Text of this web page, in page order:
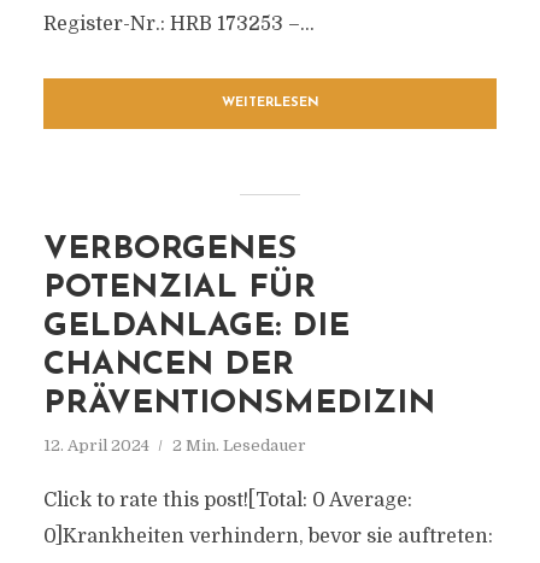
Register-Nr.: HRB 173253 –...
WEITERLESEN
VERBORGENES
POTENZIAL FÜR
GELDANLAGE: DIE
CHANCEN DER
PRÄVENTIONSMEDIZIN
12. April 2024 2 Min. Lesedauer
Click to rate this post![Total: 0 Average:
0]Krankheiten verhindern, bevor sie auftreten: